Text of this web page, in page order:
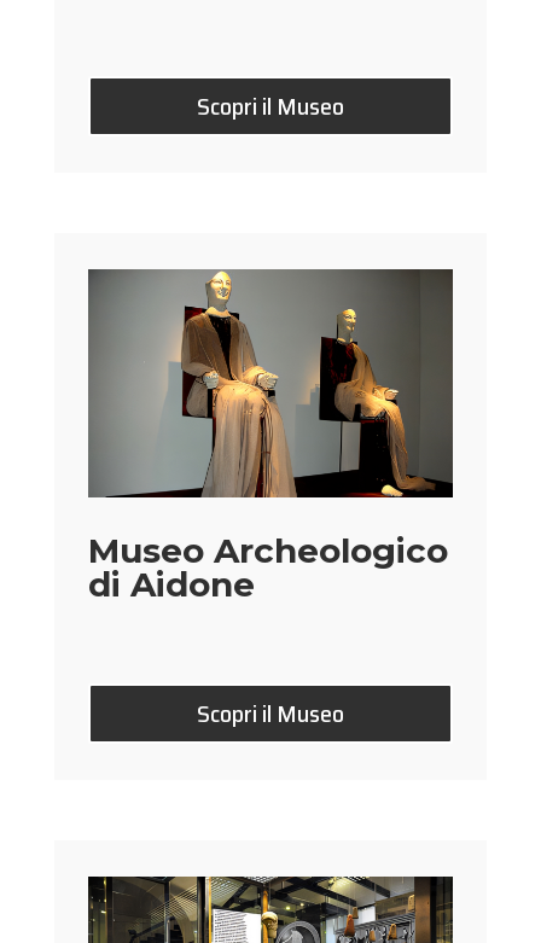
Scopri il Museo
Museo Archeologico
di Aidone
Scopri il Museo